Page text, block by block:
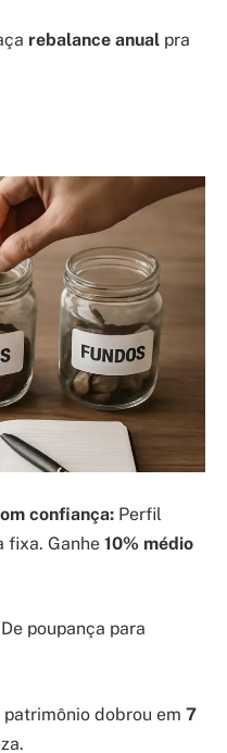
rebalance anual pra
confiança: Perfil
fixa. Ganhe 10% médio
poupança para
patrimônio dobrou em 7